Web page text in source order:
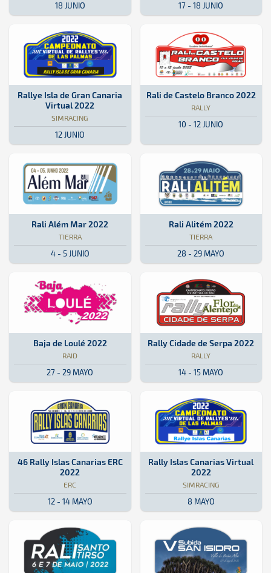
18 JUNIO 17 - 18 JUNIO
Rallye Isla de Gran Canaria
Virtual 2022
SIMRACING
12 JUNIO
SimRacing · Rallye Isla de Gran Canaria Virtual 2022: Aquí
OnlineOnline Rali de Castelo Branco 2022
RALLY
10 - 12 JUNIO
Rally · Rali de Castelo Branco
PortugalPortugal
Rali Além Mar 2022
TIERRA
4 - 5 JUNIO
Tierra · Rali Além Mar 2022: Aquí podrás encontrar toda la
Azores, PortugalAzores, Portugal Rali Alitém 2022
TIERRA
28 - 29 MAYO
Tierra · Rali Alitém 2022: Aquí
Portugal Portugal
Baja de Loulé 2022
RAID
27 - 29 MAYO
Raid · Baja de Loulé 2022: Aquí podrás encontrar toda la
PortugalPortugal Rally Cidade de Serpa 2022
RALLY
14 - 15 MAYO
Rally · Rally Cidade de Serpa
PortugalPortugal
46 Rally Islas Canarias ERC
2022
ERC
12 - 14 MAYO
ERC · 46 Rally Islas Canarias ERC 2022: Aquí podrás encontrar
Islas Canarias, España Islas Canarias, EspañaRally Islas Canarias Virtual
2022
SIMRACING
8 MAYO
SimRacing · Rally Islas
Online Online